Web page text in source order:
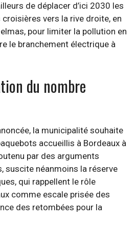
de déplacer d’ici 2030 les
croisières vers la rive droite, en
pour limiter la pollution en
le branchement électrique à
du nombre
la municipalité souhaite
accueillis à Bordeaux à
par des arguments
suscite néanmoins la réserve
qui rappellent le rôle
comme escale prisée des
des retombées pour la